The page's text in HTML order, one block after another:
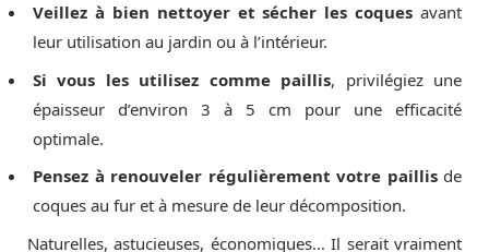
Veillez à bien nettoyer et sécher les coques avant
leur utilisation au jardin ou à l’intérieur.
Si vous les utilisez comme paillis, privilégiez une
épaisseur d’environ 3 à 5 cm pour une efficacité
optimale.
Pensez à renouveler régulièrement votre paillisde
coques au fur et à mesure de leur décomposition.
Naturelles, astucieuses, économiques… Il serait vraiment